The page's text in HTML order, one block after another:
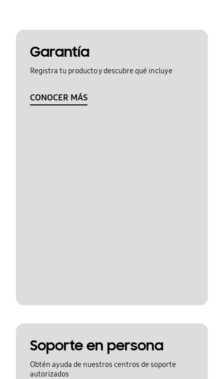
Garantía
Registra tu producto y descubre qué incluye
CONOCER MÁS
Soporte en persona
Obtén ayuda de nuestros centros de soporte
autorizados